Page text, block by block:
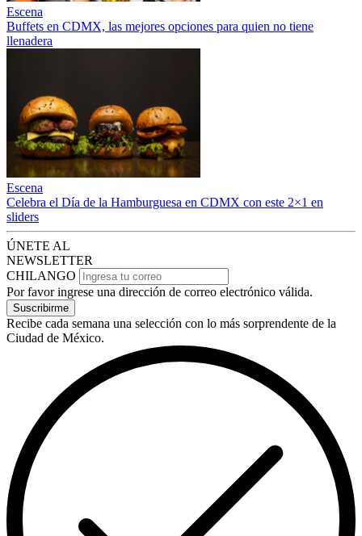
Escena
Buffets en CDMX, las mejores opciones para quien no tiene
llenadera
Escena
Celebra el Día de la Hamburguesa en CDMX con este 2×1 en
sliders
ÚNETE AL
NEWSLETTER
CHILANGO
Por favor ingrese una dirección de correo electrónico válida.
Suscribirme
Recibe cada semana una selección con lo más sorprendente de la
Ciudad de México.